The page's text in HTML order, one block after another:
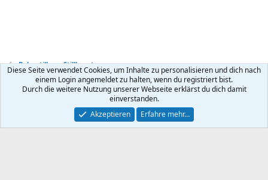
Baby stillen + Stillberatung
Kontakt Nutzungsbedingungen Datenschutz Hilfe
R
Community platform by XenForo ® © 2010-2026 XenForo Ltd.
Diese Seite verwendet Cookies, um Inhalte zu personalisieren und dich nach
einem Login angemeldet zu halten, wenn du registriert bist.
Durch die weitere Nutzung unserer Webseite erklärst du dich damit
einverstanden.
Akzeptieren
Erfahre mehr…